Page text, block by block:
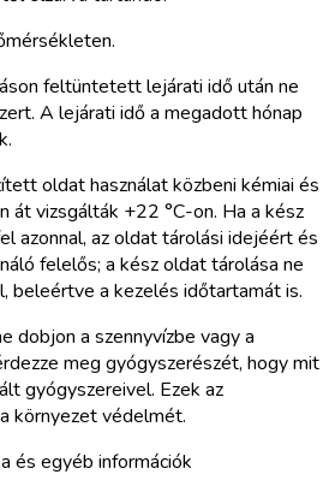
feltüntetett lejárati idő után ne
A lejárati idő a megadott hónap
oldat használat közbeni kémiai és
át vizsgálták +22 °C-on. Ha a kész
azonnal, az oldat tárolási idejéért és
felelős; a kész oldat tárolása ne
beleértve a kezelés időtartamát is.
dobjon a szennyvízbe vagy a
meg gyógyszerészét, hogy mit
gyógyszereivel. Ezek az
környezet védelmét.
és egyéb információk